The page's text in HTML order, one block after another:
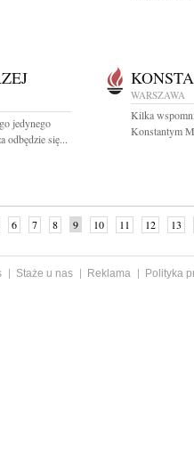
jedynego
odbędzie się...
WARSZAWA
Kilka
Konstantym
6 7 8 9 10 11 12 13
Staże u nas Reklama
Polityka